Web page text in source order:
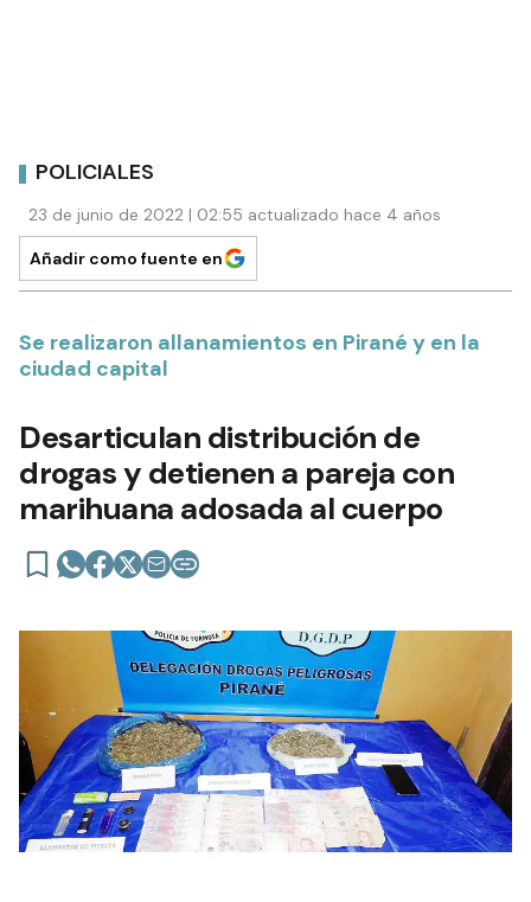
POLICIALES
23 de junio de 2022 | 02:55 actualizado hace 4 años
Añadir como fuente en
Se realizaron allanamientos en Pirané y en la
ciudad capital
Desarticulan distribución de
drogas y detienen a pareja con
marihuana adosada al cuerpo